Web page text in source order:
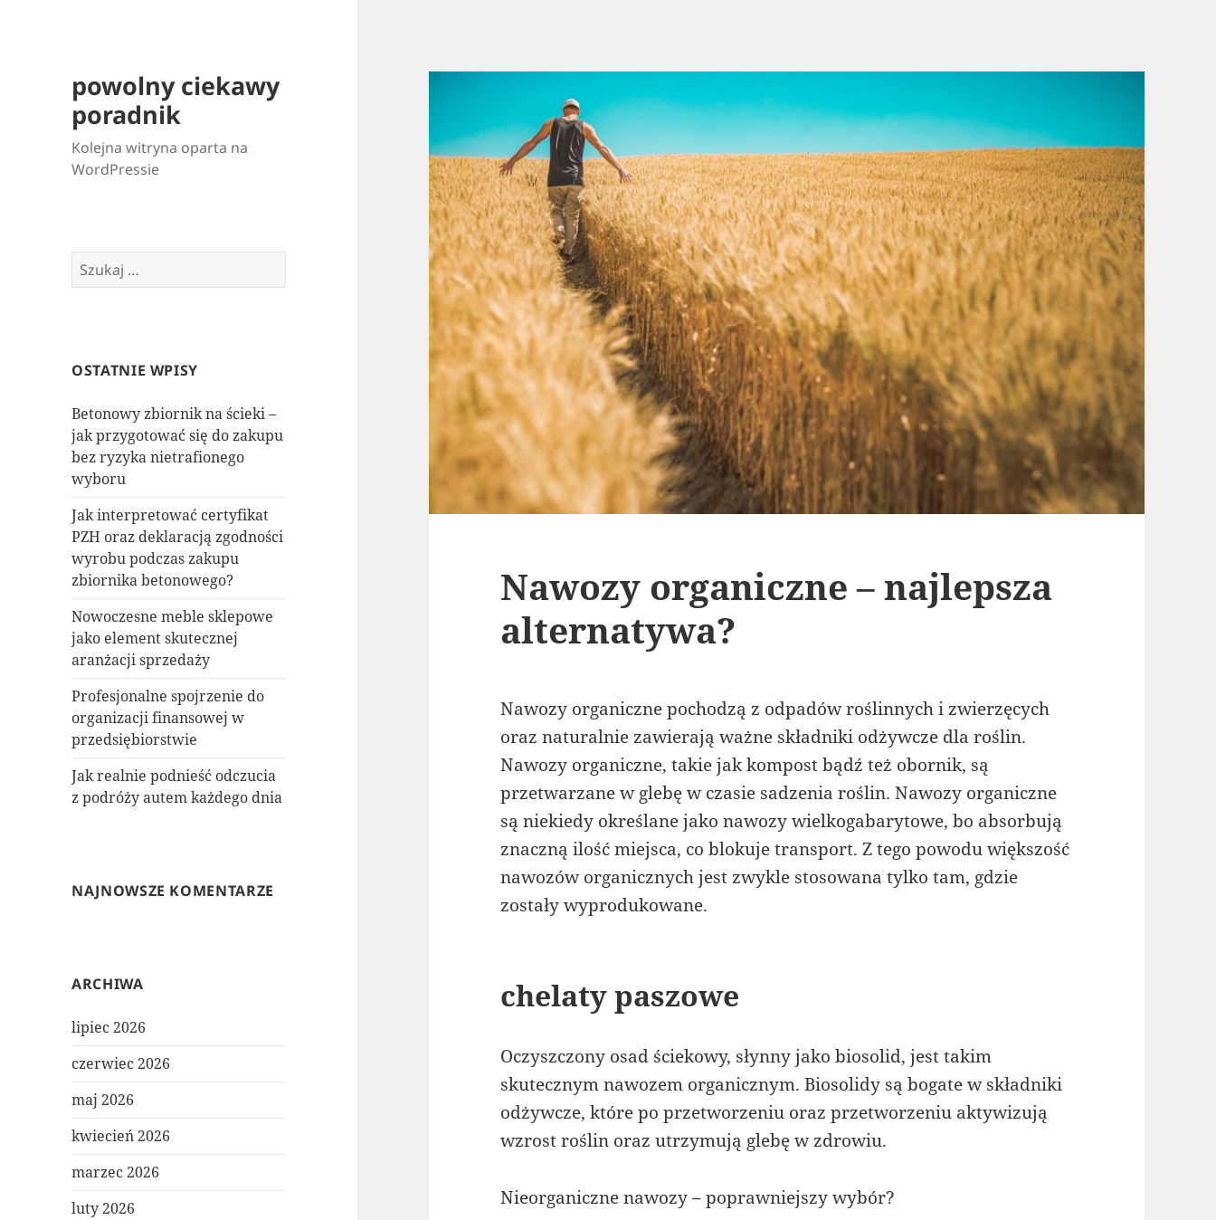
powolny ciekawy
poradnik
Kolejna witryna oparta na
WordPressie
Szukaj:
OSTATNIE WPISY
Betonowy zbiornik na ścieki –
jak przygotować się do zakupu
bez ryzyka nietrafionego
wyboru
Jak interpretować certyfikat
PZH oraz deklaracją zgodności
wyrobu podczas zakupu
zbiornika betonowego?
Nowoczesne meble sklepowe
jako element skutecznej
aranżacji sprzedaży
Profesjonalne spojrzenie do
organizacji finansowej w
przedsiębiorstwie
Jak realnie podnieść odczucia
z podróży autem każdego dnia
NAJNOWSZE KOMENTARZE
ARCHIWA
lipiec 2026
czerwiec 2026
maj 2026
kwiecień 2026
marzec 2026
luty 2026
Nawozy organiczne – najlepsza
alternatywa?
Nawozy organiczne pochodzą z odpadów roślinnych i zwierzęcych
oraz naturalnie zawierają ważne składniki odżywcze dla roślin.
Nawozy organiczne, takie jak kompost bądź też obornik, są
przetwarzane w glebę w czasie sadzenia roślin. Nawozy organiczne
są niekiedy określane jako nawozy wielkogabarytowe, bo absorbują
znaczną ilość miejsca, co blokuje transport. Z tego powodu większość
nawozów organicznych jest zwykle stosowana tylko tam, gdzie
zostały wyprodukowane.
chelaty paszowe
Oczyszczony osad ściekowy, słynny jako biosolid, jest takim
skutecznym nawozem organicznym. Biosolidy są bogate w składniki
odżywcze, które po przetworzeniu oraz przetworzeniu aktywizują
wzrost roślin oraz utrzymują glebę w zdrowiu.
Nieorganiczne nawozy – poprawniejszy wybór?